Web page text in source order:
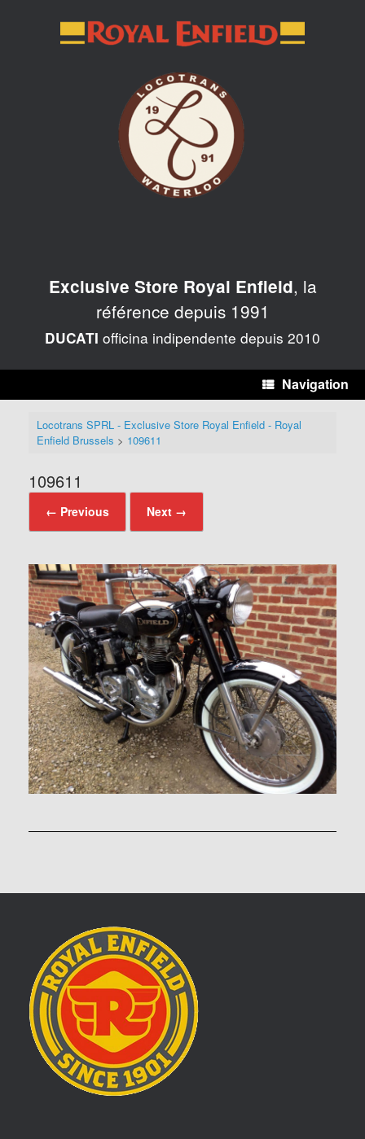
Exclusive Store Royal Enfield, la
référence depuis 1991
DUCATI officina indipendente depuis 2010
Navigation
Locotrans SPRL - Exclusive Store Royal Enfield - Royal
Enfield Brussels > 109611
109611
← Previous Next →